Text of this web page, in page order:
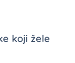
koji žele